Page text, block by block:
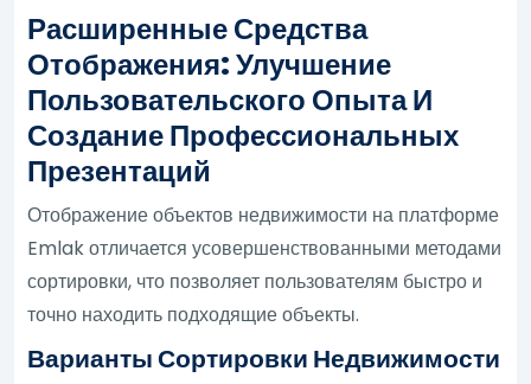
Расширенные Средства
Отображения: Улучшение
Пользовательского Опыта И
Создание Профессиональных
Презентаций
Отображение объектов недвижимости на платформе
Emlak отличается усовершенствованными методами
сортировки, что позволяет пользователям быстро и
точно находить подходящие объекты.
Варианты Сортировки Недвижимости